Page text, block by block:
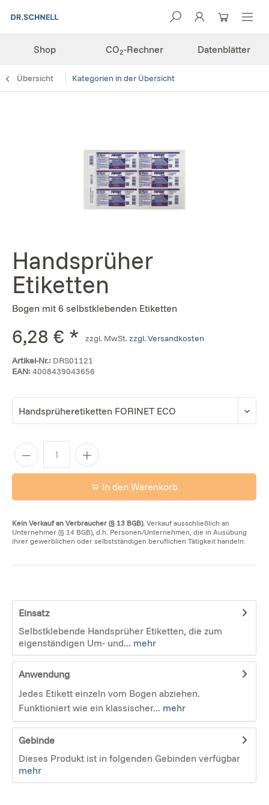
Shop CO2-Rechner Datenblätter
Übersicht Kategorien in der Übersicht
Handsprüher
Etiketten
Bogen mit 6 selbstklebenden Etiketten
6,28 € * zzgl. MwSt.zzgl. Versandkosten
Artikel-Nr.: DRS01121
EAN:4008439043656
In den Warenkorb
Kein Verkauf an Verbraucher (§ 13 BGB). Verkauf ausschließlich an
Unternehmer (§ 14 BGB), d.h. Personen/Unternehmen, die in Ausübung
ihrer gewerblichen oder selbstständigen beruflichen Tätigkeit handeln.
Einsatz
Selbstklebende Handsprüher Etiketten, die zum
eigenständigen Um- und... mehr
Anwendung
Jedes Etikett einzeln vom Bogen abziehen.
Funktioniert wie ein klassischer... mehr
Gebinde
Dieses Produkt ist in folgenden Gebinden verfügbar
mehr